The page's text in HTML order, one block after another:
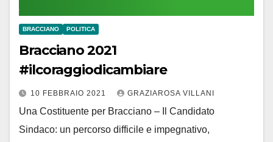
BRACCIANO POLITICA
Bracciano 2021
#ilcoraggiodicambiare
10 FEBBRAIO 2021 GRAZIAROSA VILLANI
Una Costituente per Bracciano – Il Candidato
Sindaco: un percorso difficile e impegnativo,